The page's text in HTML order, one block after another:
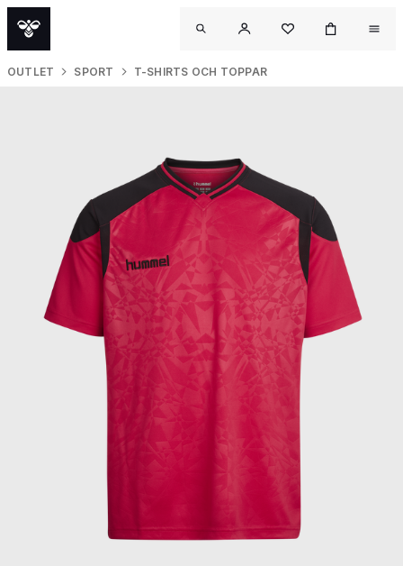
OUTLET SPORT T-SHIRTS OCH TOPPAR